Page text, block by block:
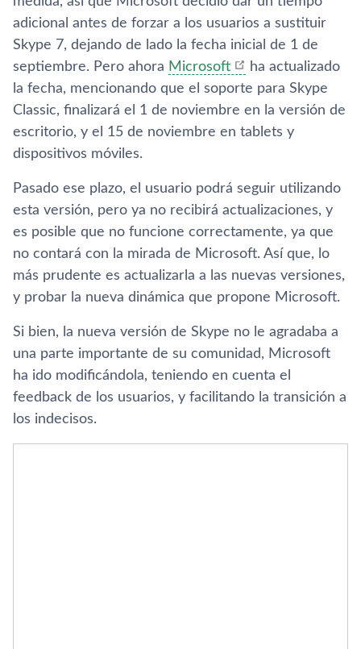
adicional antes de forzar a los usuarios a sustituir
Skype 7, dejando de lado la fecha inicial de 1 de
septiembre. Pero ahora Microsoft
ha actualizado
la fecha, mencionando que el soporte para Skype
Classic, finalizará el 1 de noviembre en la versión de
escritorio, y el 15 de noviembre en tablets y
dispositivos móviles.
Pasado ese plazo, el usuario podrá seguir utilizando
esta versión, pero ya no recibirá actualizaciones, y
es posible que no funcione correctamente, ya que
no contará con la mirada de Microsoft. Así­ que, lo
más prudente es actualizarla a las nuevas versiones,
y probar la nueva dinámica que propone Microsoft.
Si bien, la nueva versión de Skype no le agradaba a
una parte importante de su comunidad, Microsoft
ha ido modificándola, teniendo en cuenta el
feedback de los usuarios, y facilitando la transición a
los indecisos.